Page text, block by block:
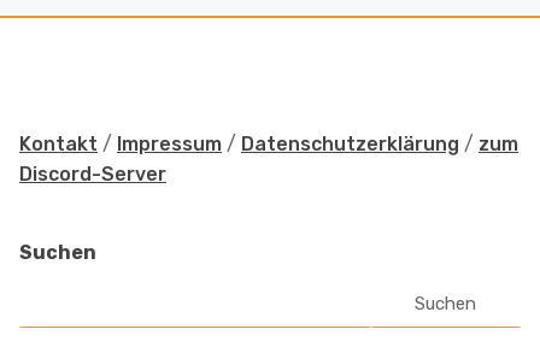
Kontakt / Impressum / Datenschutzerklärung / zum
Discord-Server
Suchen
Suchen